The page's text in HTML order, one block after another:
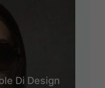
Di Design